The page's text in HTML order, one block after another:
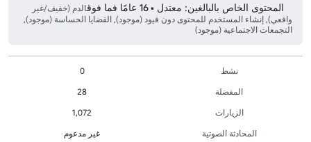
المحتوى الخاص بالبالغين: معتدل • 16 عامًا فما فوق
الدم (خفيف/غير
واقعي), إنشاء المستخدم للمحتوى دون قيود (موجود), القضايا الحساسة (موجود),
التجمعات الاجتماعية (موجود)
نشط
0
المفضلة
28
الزيارات
1,072
المحادثة الصوتية
غير مدعوم